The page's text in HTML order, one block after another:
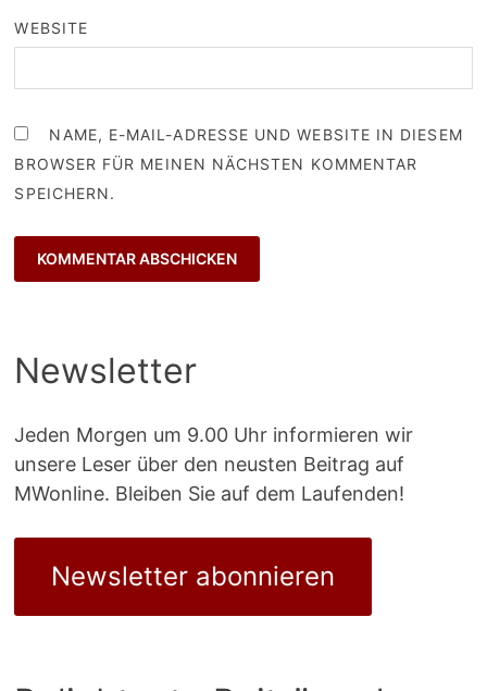
WEBSITE
NAME, E-MAIL-ADRESSE UND WEBSITE IN DIESEM
BROWSER FÜR MEINEN NÄCHSTEN KOMMENTAR
SPEICHERN.
Newsletter
Jeden Morgen um 9.00 Uhr informieren wir
unsere Leser über den neusten Beitrag auf
MWonline. Bleiben Sie auf dem Laufenden!
Newsletter abonnieren